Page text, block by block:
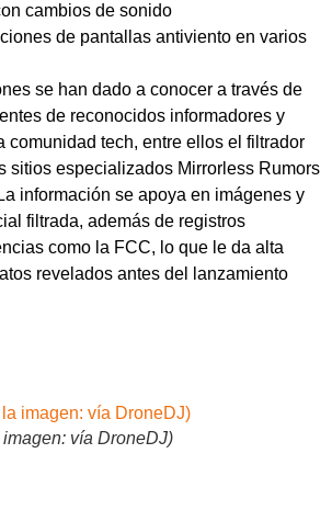
cambios de sonido
de pantallas antiviento en varios
se han dado a conocer a través de
de reconocidos informadores y
comunidad tech, entre ellos el filtrador
sitios especializados Mirrorless Rumors
información se apoya en imágenes y
filtrada, además de registros
como la FCC, lo que le da alta
revelados antes del lanzamiento
vía DroneDJ)